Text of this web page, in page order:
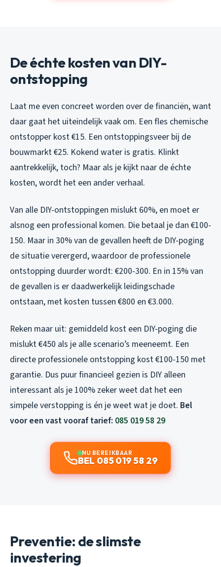
De échte kosten van DIY-
ontstopping
Laat me even concreet worden over de financiën, want
daar gaat het uiteindelijk vaak om. Een fles chemische
ontstopper kost €15. Een ontstoppingsveer bij de
bouwmarkt €25. Kokend water is gratis. Klinkt
aantrekkelijk, toch? Maar als je kijkt naar de échte
kosten, wordt het een ander verhaal.
Van alle DIY-ontstoppingen mislukt 60%, en moet er
alsnog een professional komen. Die betaal je dan €100-
150. Maar in 30% van de gevallen heeft de DIY-poging
de situatie verergerd, waardoor de professionele
ontstopping duurder wordt: €200-300. En in 15% van
de gevallen is er daadwerkelijk leidingschade
ontstaan, met kosten tussen €800 en €3.000.
Reken maar uit: gemiddeld kost een DIY-poging die
mislukt €450 als je alle scenario’s meeneemt. Een
directe professionele ontstopping kost €100-150 met
garantie. Dus puur financieel gezien is DIY alleen
interessant als je 100% zeker weet dat het een
simpele verstopping is én je weet wat je doet. Bel
voor een vast vooraf tarief: 085 019 58 29
NU BEREIKBAAR
BEL 085 019 58 29
Preventie: de slimste
investering